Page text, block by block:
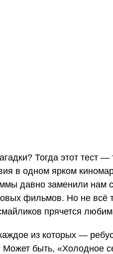
Тогда этот тест —
в одном ярком
давно заменили нам
фильмов. Но не всё
прячется
из которых —
быть, «Холодное